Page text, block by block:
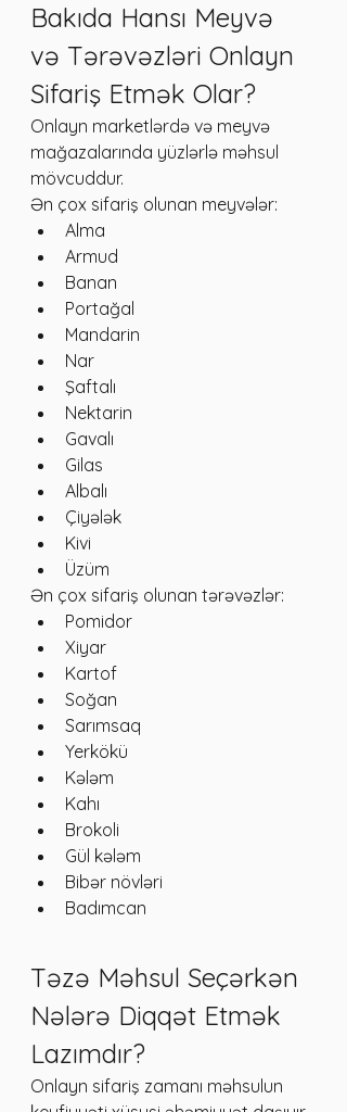
Bakıda Hansı Meyvə
və Tərəvəzləri Onlayn
Sifariş Etmək Olar?
Onlayn marketlərdə və meyvə
mağazalarında yüzlərlə məhsul
mövcuddur.
Ən çox sifariş olunan meyvələr:
Alma
Armud
Banan
Portağal
Mandarin
Nar
Şaftalı
Nektarin
Gavalı
Gilas
Albalı
Çiyələk
Kivi
Üzüm
Ən çox sifariş olunan tərəvəzlər:
Pomidor
Xiyar
Kartof
Soğan
Sarımsaq
Yerkökü
Kələm
Kahı
Brokoli
Gül kələm
Bibər növləri
Badımcan
Təzə Məhsul Seçərkən
Nələrə Diqqət Etmək
Lazımdır?
Onlayn sifariş zamanı məhsulun